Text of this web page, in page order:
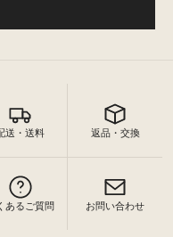
送・送料 返品・交換
あるご質問 お問い合わせ